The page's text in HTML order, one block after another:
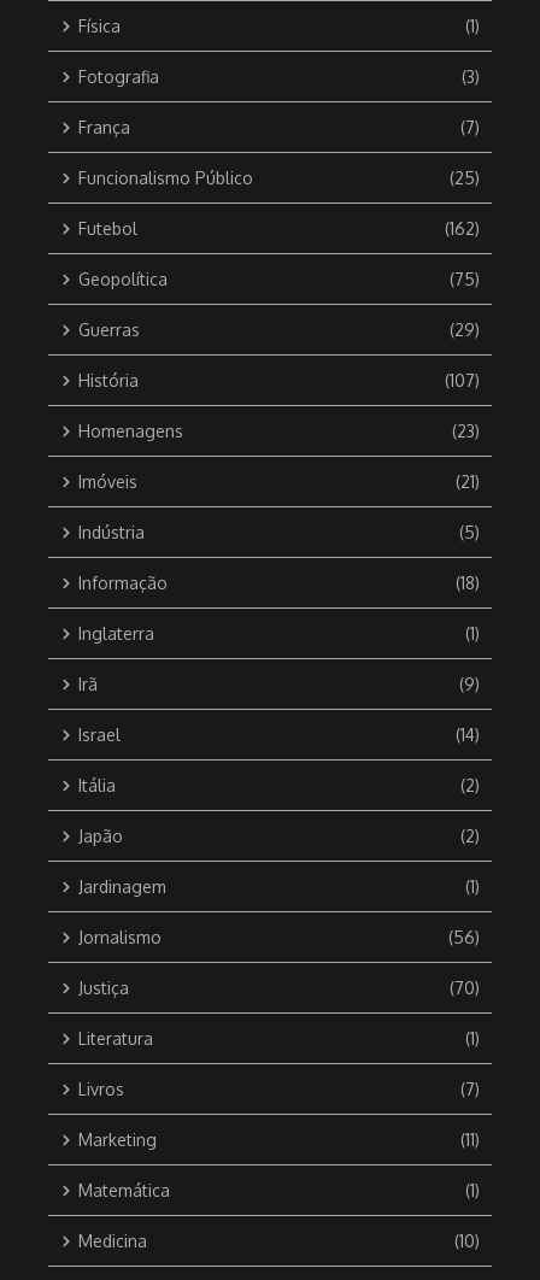
Física (1)
Fotografia (3)
França (7)
Funcionalismo Público (25)
Futebol (162)
Geopolítica (75)
Guerras (29)
História (107)
Homenagens (23)
Imóveis (21)
Indústria (5)
Informação (18)
Inglaterra (1)
Irã (9)
Israel (14)
Itália (2)
Japão (2)
Jardinagem (1)
Jornalismo (56)
Justiça (70)
Literatura (1)
Livros (7)
Marketing (11)
Matemática (1)
Medicina (10)